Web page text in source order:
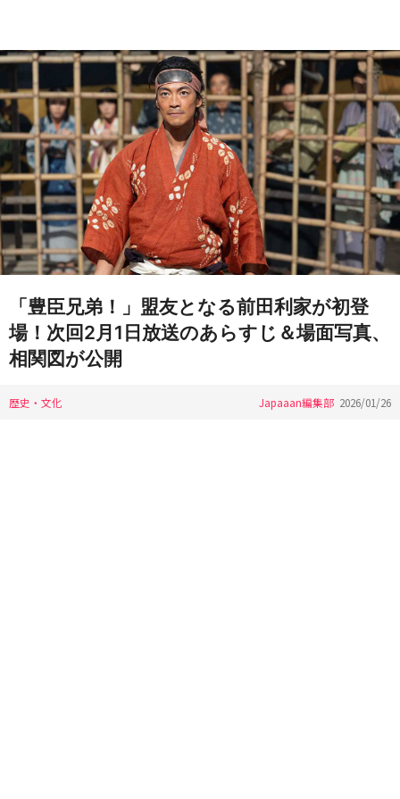
「豊臣兄弟！」盟友となる前田利家が初登
場！次回2月1日放送のあらすじ＆場面写真、
相関図が公開
歴史・文化 Japaaan編集部 2026/01/26